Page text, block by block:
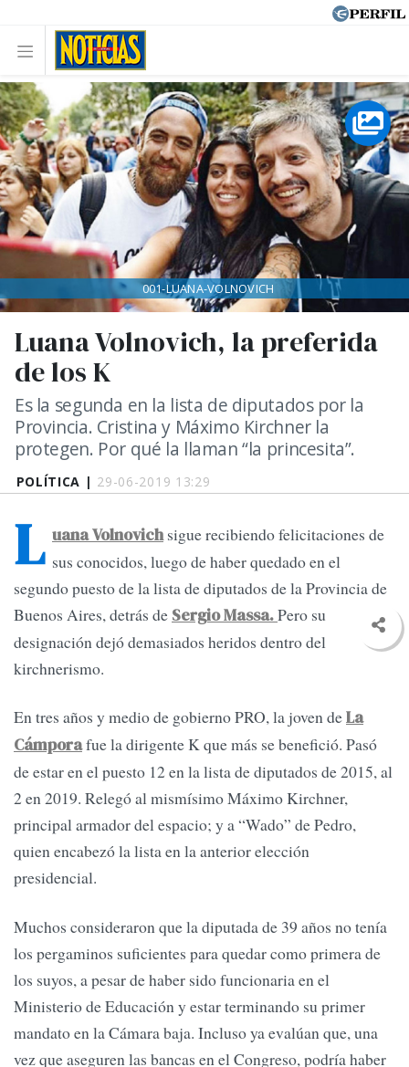
POLÍTICA | 29-06-2019 13:29
Luana Volnovich, la preferida
de los K
Es la segunda en la lista de diputados por la
Provincia. Cristina y Máximo Kirchner la
protegen. Por qué la llaman “la princesita”.
001-LUANA-VOLNOVICH
L uana Volnovichsigue recibiendo felicitaciones de
sus conocidos, luego de haber quedado en el
segundo puesto de la lista de diputados de la Provincia de
Buenos Aires, detrás de Sergio Massa.Pero su
designación dejó demasiados heridos dentro del
kirchnerismo.
En tres años y medio de gobierno PRO, la joven deLa
Cámporafue la dirigente K que más se benefició. Pasó
de estar en el puesto 12 en la lista de diputados de 2015, al
2 en 2019. Relegó al mismísimo Máximo Kirchner,
principal armador del espacio; y a “Wado” de Pedro,
quien encabezó la lista en la anterior elección
presidencial.
Muchos consideraron que la diputada de 39 años no tenía
los pergaminos suficientes para quedar como primera de
los suyos, a pesar de haber sido funcionaria en el
Ministerio de Educación y estar terminando su primer
mandato en la Cámara baja. Incluso ya evalúan que, una
vez que aseguren las bancas en el Congreso, podría haber